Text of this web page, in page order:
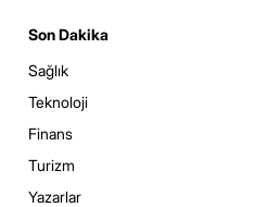
Son Dakika
Sağlık
Teknoloji
Finans
Turizm
Yazarlar